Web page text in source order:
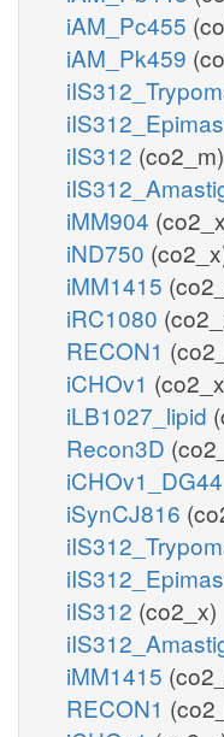
iAM_Pc455
iAM_Pk459
iIS312 (co2_m)
iMM904
iND750
iMM1415
iRC1080
RECON1
iCHOv1
iLB1027_lipid
Recon3D
iCHOv1_DG44
iSynCJ816
iIS312 (co2_x)
iMM1415
RECON1